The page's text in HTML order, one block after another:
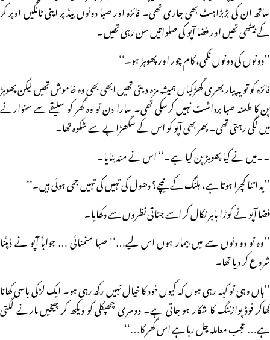
ساتھ ان کی بڑبڑاہٹ بھی جاری تھی۔ فائزہ اور صبا دونوں بیڈ پر اپنی ٹانگیں اوپر کر
کے بیٹھی تھیں اور فضا آپو کی صلواتیں سن رہی تھیں۔
’’دونوں کی دونوں نکمی، کام چور اور پھوہڑ ہو۔‘‘
فائزہ کو تو یہ پیار بھری گھڑکیاں ہمیشہ مزہ دیتی تھیں ابھی بھی وہ خاموش تھیں لیکن پھوہڑ
پن کا طعنہ صبا برداشت نہیں کرسکی تھی۔ سارا دن تو وہ گھر کو سلیقے سے سنوارنے
میں لگی رہتی تھی۔ پھر بھی آپو کو اس کے سگھڑاپے سے شکوہ تھا۔
۔۔میں نے کیا پھوہڑ پن کیا ہے۔‘‘ اس نے منہ بنایا۔
’’یہ اتنا کچرا ہوتا ہے، بلنگ کے نیچے؟ دھول کی تہیں کی تہیں جمی ہوئی ہیں۔‘‘
فضا آپو نے کوڑا باہر نکال کر اسے جتاتی نظروں سے دکھایا۔
’’وہ تو دو دنوں سے میں بیمار ہوں اس لیے…‘‘ صبا منمنائی … جواباً آپو نے ڈپٹنا
شروع کر دیا تھا۔
’’ہاں وہی تو کہہ رہی ہوں کہ کیوں خود کا خیال نہیں رکھ رہی ہو۔ ایک لڑکی باسی کھانا
کھاکر فوڈ پوازننگ کا شکار ہو جاتی ہے۔ دوسری چھپکلی کو دیکھ کر چیخیں مارنے لگتی
ہے… عجب معاملہ چل رہا ہے اس گھر کا…‘‘